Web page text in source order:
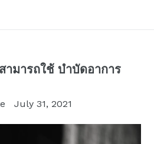
ามารถใช้ บำบัดอาการ
July 31, 2021